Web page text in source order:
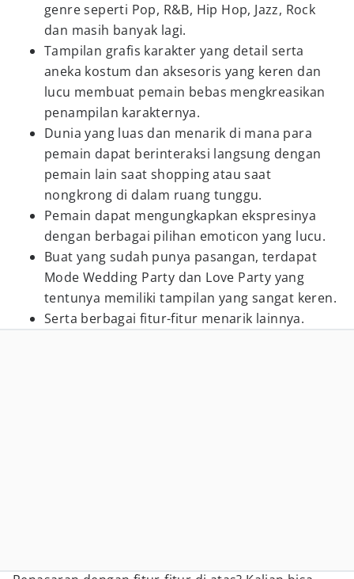
genre seperti Pop, R&B, Hip Hop, Jazz, Rock
dan masih banyak lagi.
Tampilan grafis karakter yang detail serta
aneka kostum dan aksesoris yang keren dan
lucu membuat pemain bebas mengkreasikan
penampilan karakternya.
Dunia yang luas dan menarik di mana para
pemain dapat berinteraksi langsung dengan
pemain lain saat shopping atau saat
nongkrong di dalam ruang tunggu.
Pemain dapat mengungkapkan ekspresinya
dengan berbagai pilihan emoticon yang lucu.
Buat yang sudah punya pasangan, terdapat
Mode Wedding Party dan Love Party yang
tentunya memiliki tampilan yang sangat keren.
Serta berbagai fitur-fitur menarik lainnya.